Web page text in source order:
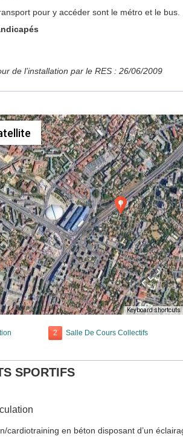
pour y accéder sont le métro et le bus.
de l’installation par le RES : 26/06/2009
Keyboard shortcuts
2 Salle De Cours Collectifs
SPORTIFS
cardiotraining en béton disposant d’un